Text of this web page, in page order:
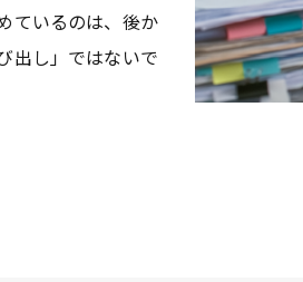
ているのは、後か
出し」ではないで